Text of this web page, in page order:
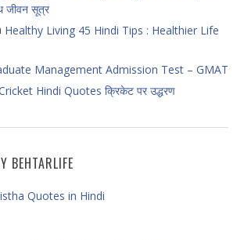
जीवन सूत्र
Healthy Living 45 Hindi Tips : Healthier Life
Management Admission Test – GMAT
Hindi Quotes क्रिकेट पर उद्धरण
BEHTARLIFE
Quotes in Hindi